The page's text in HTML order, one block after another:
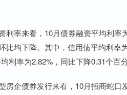
利率来看，10月债券融资平均利率
比均下降。其中，信用债平均利率
利率为2.82%，同比下降0.31个百
房企债券发行来看，10月招商蛇口